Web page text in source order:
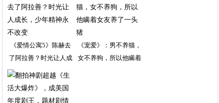
《爱情公寓5》陈赫去
了阿拉善？时光让人成
《宠爱》：男不养猫，
女不养狗，所以他瞒着